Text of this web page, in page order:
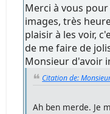
Merci à vous
images, très
plaisir à les voir,
de me faire de
Monsieur d'avoir
Citation de:
Ah ben merde. Je